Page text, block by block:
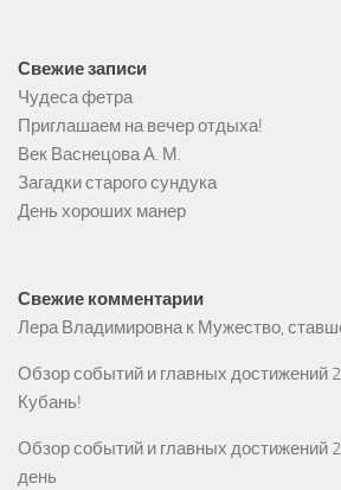
Свежие записи
Чудеса фетра
Приглашаем на вечер отдыха!
Век Васнецова А. М.
Загадки старого сундука
День хороших манер
Свежие комментарии
Лера Владимировнак Мужество,
Обзор событий и главных достижений
Кубань!
Обзор событий и главных достижений
день